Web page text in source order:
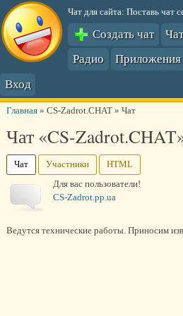
Чат для сайта: Поставь чат
Создать чат
Радио
Приложения
Вход
Главная» CS-Zadrot.CHAT» Чат
Чат «CS-
Чат Участники
HTML
Для вас пользователи!
CS-Zadrot.pp.ua